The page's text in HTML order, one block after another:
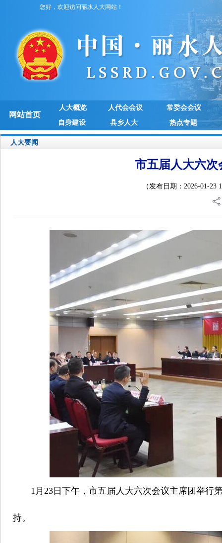
您好，欢迎访问丽水人大网站！
网站首页
人大概览 人代会会议
常委会会议
自身建设
县乡人大 热点专题
人大要闻
市五届人大六
（发布日期：2026-01-
1月23日下午，市五届人大六次会议主席团举行
持。